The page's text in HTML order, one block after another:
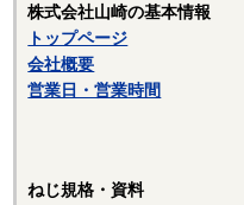
株式会社山崎の基本情報
トップページ
会社概要
営業日・営業時間
ねじ規格・資料